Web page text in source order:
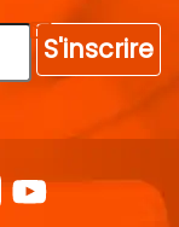
S'inscrire